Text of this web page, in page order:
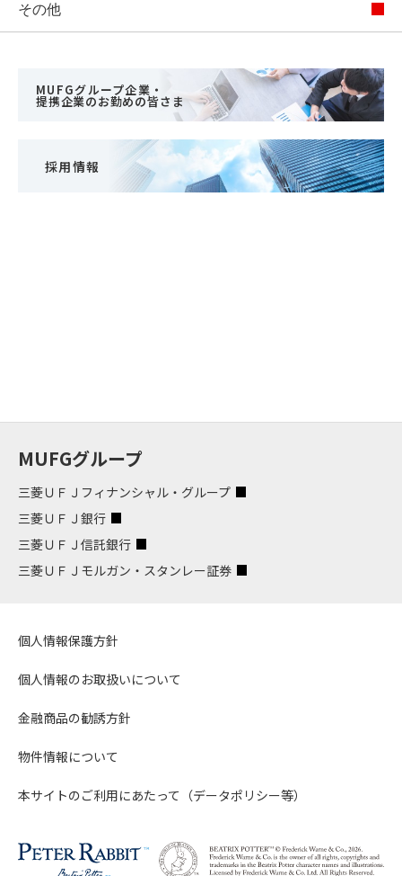
その他
MUFGグループ企業・
提携企業のお勤めの皆さま
採用情報
MUFGグループ
三菱ＵＦＪフィナンシャル・グループ
三菱ＵＦＪ銀行
三菱ＵＦＪ信託銀行
三菱ＵＦＪモルガン・スタンレー証券
個人情報保護方針
個人情報のお取扱いについて
金融商品の勧誘方針
物件情報について
本サイトのご利用にあたって（データポリシー等）